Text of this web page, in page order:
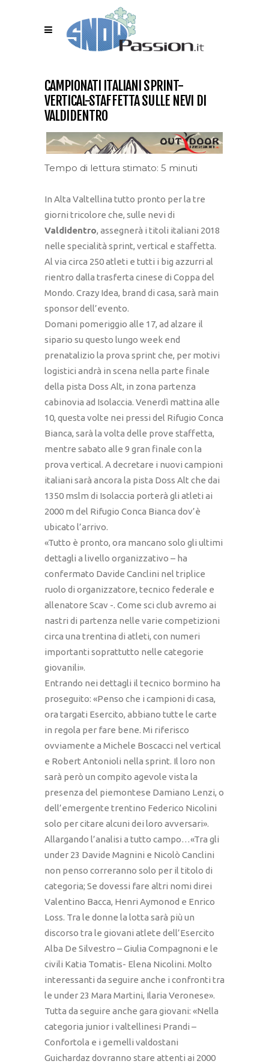
CAMPIONATI ITALIANI SPRINT-
VERTICAL-STAFFETTA SULLE NEVI DI
VALDIDENTRO
Tempo di lettura stimato: 5 minuti
In Alta Valtellina tutto pronto per la tre
giorni tricolore che, sulle nevi di
Valdidentro, assegnerà i titoli italiani 2018
nelle specialità sprint, vertical e staffetta.
Al via circa 250 atleti e tutti i big azzurri al
rientro dalla trasferta cinese di Coppa del
Mondo. Crazy Idea, brand di casa, sarà main
sponsor dell’evento.
Domani pomeriggio alle 17, ad alzare il
sipario su questo lungo week end
prenatalizio la prova sprint che, per motivi
logistici andrà in scena nella parte finale
della pista Doss Alt, in zona partenza
cabinovia ad Isolaccia. Venerdì mattina alle
10, questa volte nei pressi del Rifugio Conca
Bianca, sarà la volta delle prove staffetta,
mentre sabato alle 9 gran finale con la
prova vertical. A decretare i nuovi campioni
italiani sarà ancora la pista Doss Alt che dai
1350 mslm di Isolaccia porterà gli atleti ai
2000 m del Rifugio Conca Bianca dov’è
ubicato l’arrivo.
«Tutto è pronto, ora mancano solo gli ultimi
dettagli a livello organizzativo – ha
confermato Davide Canclini nel triplice
ruolo di organizzatore, tecnico federale e
allenatore Scav -. Come sci club avremo ai
nastri di partenza nelle varie competizioni
circa una trentina di atleti, con numeri
importanti soprattutto nelle categorie
giovanili».
Entrando nei dettagli il tecnico bormino ha
proseguito: «Penso che i campioni di casa,
ora targati Esercito, abbiano tutte le carte
in regola per fare bene. Mi riferisco
ovviamente a Michele Boscacci nel vertical
e Robert Antonioli nella sprint. Il loro non
sarà però un compito agevole vista la
presenza del piemontese Damiano Lenzi, o
dell’emergente trentino Federico Nicolini
solo per citare alcuni dei loro avversari».
Allargando l’analisi a tutto campo…«Tra gli
under 23 Davide Magnini e Nicolò Canclini
non penso correranno solo per il titolo di
categoria; Se dovessi fare altri nomi direi
Valentino Bacca, Henri Aymonod e Enrico
Loss. Tra le donne la lotta sarà più un
discorso tra le giovani atlete dell’Esercito
Alba De Silvestro – Giulia Compagnoni e le
civili Katia Tomatis- Elena Nicolini. Molto
interessanti da seguire anche i confronti tra
le under 23 Mara Martini, Ilaria Veronese».
Tutta da seguire anche gara giovani: «Nella
categoria junior i valtellinesi Prandi –
Confortola e i gemelli valdostani
Guichardaz dovranno stare attenti ai 2000